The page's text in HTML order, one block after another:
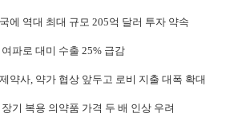
에 역대 최대 규모 205억 달러 투자 약속
파로 대미 수출 25% 급감
약사, 약가 협상 앞두고 로비 지출 대폭 확대
기 복용 의약품 가격 두 배 인상 우려